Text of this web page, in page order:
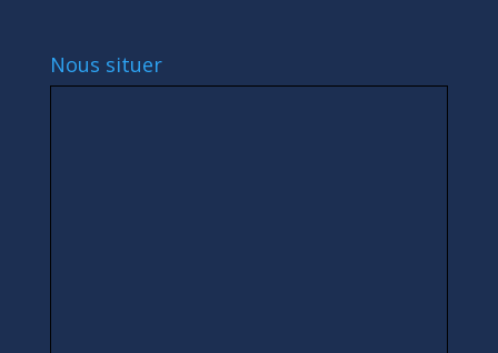
Nous situer